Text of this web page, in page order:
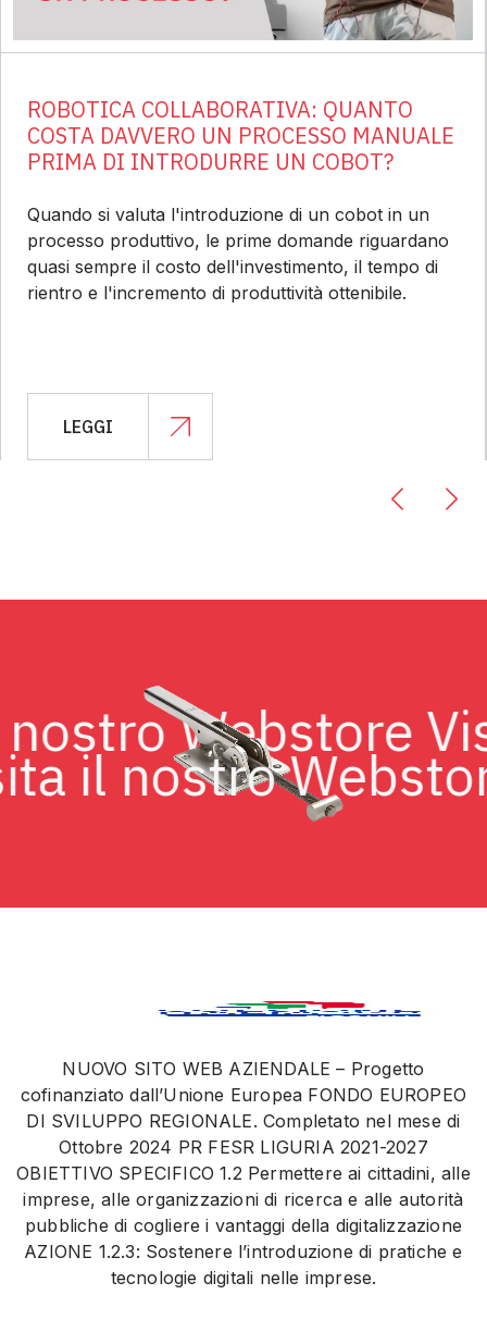
ROBOTICA COLLABORATIVA: QUANTO
COSTA DAVVERO UN PROCESSO MANUALE
PRIMA DI INTRODURRE UN COBOT?
Quando si valuta l'introduzione di un cobot in un
processo produttivo, le prime domande riguardano
quasi sempre il costo dell'investimento, il tempo di
rientro e l'incremento di produttività ottenibile.
LEGGI
il nostro
il nostro
NUOVO SITO WEB AZIENDALE – Progetto
cofinanziato dall’Unione Europea FONDO EUROPEO
DI SVILUPPO REGIONALE. Completato nel mese di
Ottobre 2024 PR FESR LIGURIA 2021-2027
OBIETTIVO SPECIFICO 1.2 Permettere ai cittadini, alle
imprese, alle organizzazioni di ricerca e alle autorità
pubbliche di cogliere i vantaggi della digitalizzazione
AZIONE 1.2.3: Sostenere l’introduzione di pratiche e
tecnologie digitali nelle imprese.